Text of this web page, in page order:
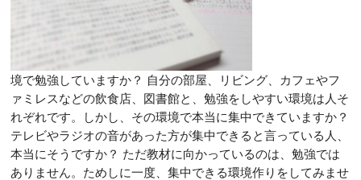
境で勉強していますか？ 自分の部屋、リビング、カフェやフ
ァミレスなどの飲食店、図書館と、勉強をしやすい環境は人そ
れぞれです。しかし、その環境で本当に集中できていますか？
テレビやラジオの音があった方が集中できると言っている人、
本当にそうですか？ ただ教材に向かっているのは、勉強では
ありません。ためしに一度、集中できる環境作りをしてみませ